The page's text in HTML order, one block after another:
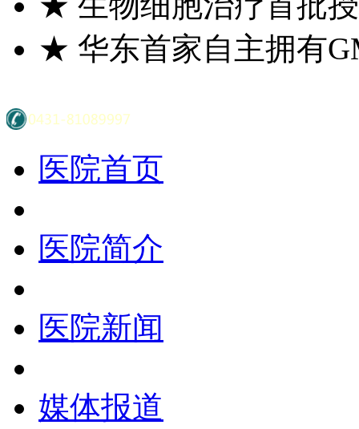
★ 华东首家自主拥有
医院首页
医院简介
医院新闻
媒体报道